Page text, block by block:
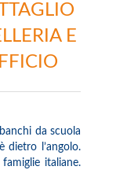
E
da scuola
dietro l’angolo.
italiane.